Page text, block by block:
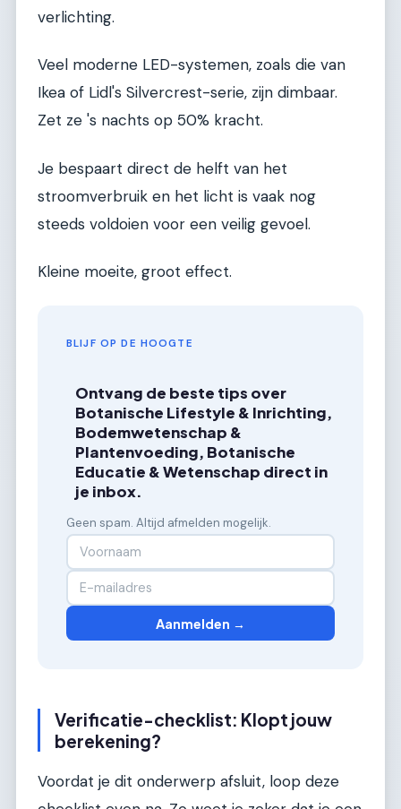
verlichting.
Veel moderne LED-systemen, zoals die van
Ikea of Lidl's Silvercrest-serie, zijn dimbaar.
Zet ze 's nachts op 50% kracht.
Je bespaart direct de helft van het
stroomverbruik en het licht is vaak nog
steeds voldoien voor een veilig gevoel.
Kleine moeite, groot effect.
BLIJF OP DE HOOGTE
Ontvang de beste tips over
Botanische Lifestyle & Inrichting,
Bodemwetenschap &
Plantenvoeding, Botanische
Educatie & Wetenschap direct in
je inbox.
Geen spam. Altijd afmelden mogelijk.
Aanmelden →
Verificatie-checklist: Klopt jouw
berekening?
Voordat je dit onderwerp afsluit, loop deze